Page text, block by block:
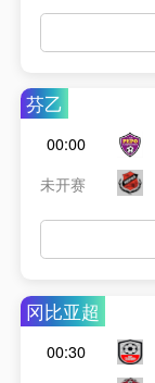
芬乙
00:00
未开赛
冈比亚超
00:30